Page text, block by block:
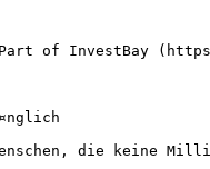
of InvestBay
die keine